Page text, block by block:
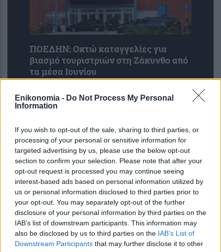
Enikonomia - Do Not Process My Personal
Information
If you wish to opt-out of the sale, sharing to third parties, or
processing of your personal or sensitive information for
targeted advertising by us, please use the below opt-out
section to confirm your selection. Please note that after your
opt-out request is processed you may continue seeing
interest-based ads based on personal information utilized by
us or personal information disclosed to third parties prior to
your opt-out. You may separately opt-out of the further
disclosure of your personal information by third parties on the
IAB’s list of downstream participants. This information may
also be disclosed by us to third parties on the IAB’s List of
Downstream Participants that may further disclose it to other
ΠΟΕΔΗΝ: Οκτώ καταγγελίες για
βιασμό τουριστριών στη Ζάκυνθο από
τα μέσα Ιουνίου
Η ομιλία των παιδιών μπορεί να
αποκαλύπτει τον μελλοντικό κίνδυνο
κατάθλιψης και άγχους – Τι έδειξε
μελέτη του Stanford με ...